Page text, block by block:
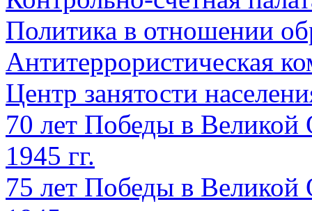
Политика в отношении
Антитеррористическая
Центр занятости
70 лет Победы в Великой
1945 гг.
75 лет Победы в Великой